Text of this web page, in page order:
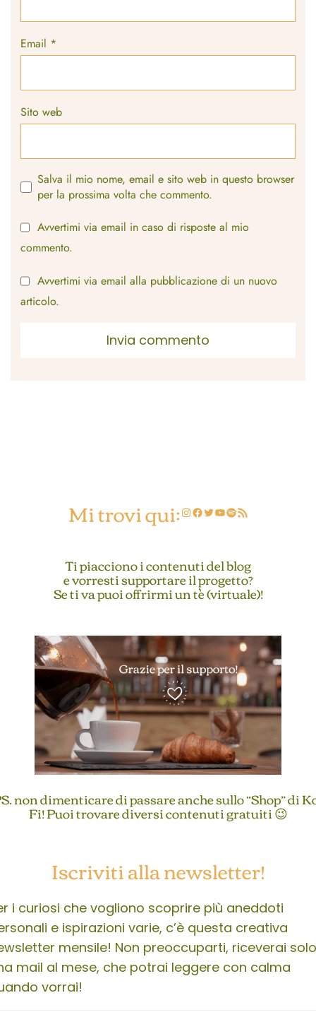
Email *
Sito web
Salva il mio nome, email e sito web in questo browser
per la prossima volta che commento.
Avvertimi via email in caso di risposte al mio
commento.
Avvertimi via email alla pubblicazione di un nuovo
articolo.
Mi trovi qui:InstagramFacebookTwitter YouTube Spotify Feed RSS
Ti piacciono i contenuti del blog
e vorresti supportare il progetto?
Se ti va puoi offrirmi un tè (virtuale)!
non dimenticare di passare anche sullo “Shop” di
Fi! Puoi trovare diversi contenuti gratuiti 😉
Iscriviti alla newsletter!
i curiosi che vogliono scoprire più aneddoti
e ispirazioni varie, c’è questa creativa
mensile! Non preoccuparti, riceverai solo
mail al mese, che potrai leggere con calma
vorrai!